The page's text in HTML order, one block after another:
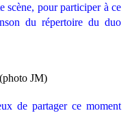
scène, pour participer à ce
du répertoire du duo
(photo JM)
de partager ce moment